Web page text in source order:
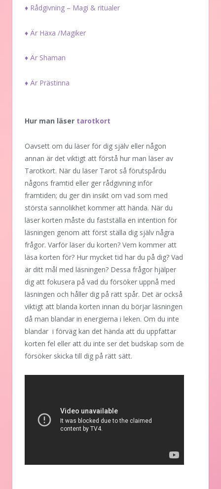
♦ Rådgivning – Magi & ritualer
♦ Är Häxa /Magiker
♦ Är Shaman
♦ Är Prästinna
Hur man läser tarotkort
Oavsett om du läser för dig själv eller någon
annan är det viktigt att förstå hur man läser av
Tarotkort. När du läser Tarot så förutspårdu
någons framtid eller ger rådgivning inför
framtiden; du ger din insikt om vad som med
största sannolikhet kommer att hända. När du
läser korten måste du fastställa en intention för
läsningen genom att först ställa dig själv några
frågor. Varför läser du korten? Vem kommer att
läsa korten för? Hur mycket tid har du på dig? Vad
är ditt mål med läsningen? Dessa frågor hjälper
dig att fokusera på vad du försöker uppnå med
läsningen och håller dig på rätt spår. Det är också
viktigt att blanda korten innan du börjar läsningen
då man blandar in energierna i leken. Om du inte
blandar i förväg kan det hända att du uppfattar
korten fel eller att du inte ser det budskap som de
försöker skicka till dig på rätt sätt.